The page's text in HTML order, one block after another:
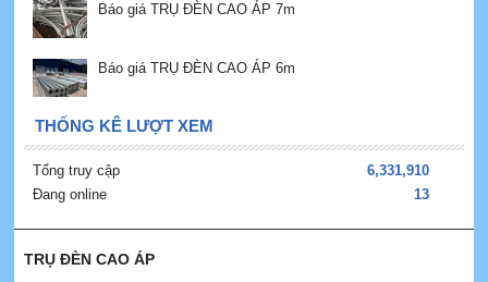
Báo giá TRỤ ĐÈN CAO ÁP 7m
Báo giá TRỤ ĐÈN CAO ÁP 6m
THỐNG KÊ LƯỢT XEM
Tổng truy cập
6,331,910
Đang online
13
TRỤ ĐÈN CAO ÁP